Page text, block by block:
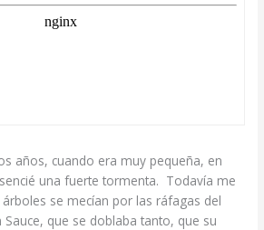
años, cuando era muy pequeña, en
una fuerte tormenta. Todavía me
se mecían por las ráfagas del
que se doblaba tanto, que su